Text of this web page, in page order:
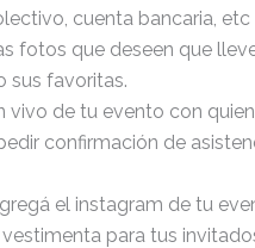
cuenta bancaria, etc
fotos que deseen que
sus favoritas.
vivo de tu evento con
confirmación de
el instagram de tu
vestimenta para tus